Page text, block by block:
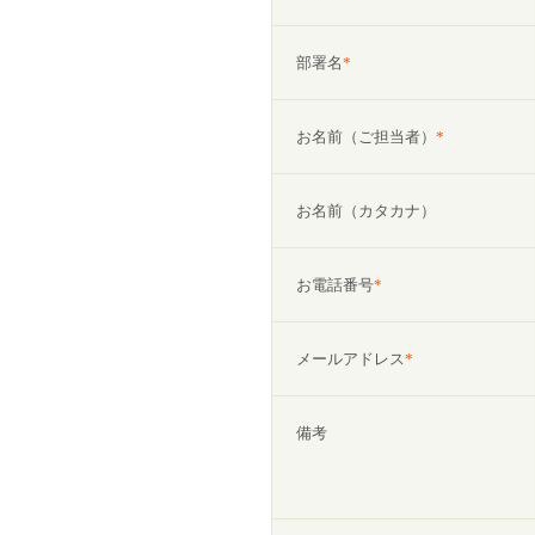
部署名*
お名前（ご担当者） *
お名前（カタカナ）
お電話番号*
メールアドレス*
備考